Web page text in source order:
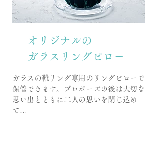
​オリジナルの
​ガラスリングピロー
ガラスの靴リング専用のリングピローで
保管できます。プロポーズの後は大切な
思い出とともに二人の思いを閉じ込め
て…